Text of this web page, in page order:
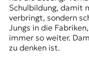
Schulbildung, damit
verbringt, sondern
Jungs in die
immer so weiter.
zu denken ist.